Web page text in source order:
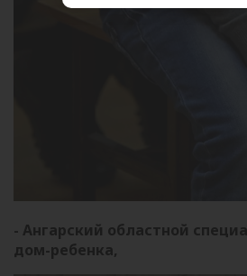
- Ангарский областной
дом-ребенка,